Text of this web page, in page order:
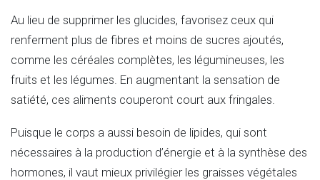
Au lieu de supprimer les glucides, favorisez ceux qui
renferment plus de fibres et moins de sucres ajoutés,
comme les céréales complètes, les légumineuses, les
fruits et les légumes. En augmentant la sensation de
satiété, ces aliments couperont court aux fringales.
Puisque le corps a aussi besoin de lipides, qui sont
nécessaires à la production d’énergie et à la synthèse des
hormones, il vaut mieux privilégier les graisses végétales